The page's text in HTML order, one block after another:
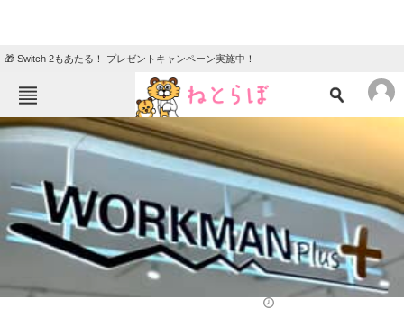
🎁 Switch 2もあたる！ プレゼントキャンペーン実施中！
ねとらぼメニュー
ニュース
エンタメ クイズ
グルメ 地域
教育・育児
動物